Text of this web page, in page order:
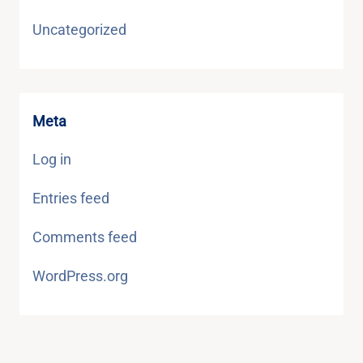
Uncategorized
Meta
Log in
Entries feed
Comments feed
WordPress.org